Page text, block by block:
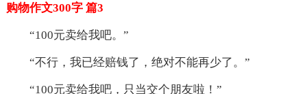
购物作文300字 篇3
“100元卖给我吧。”
“不行，我已经赔钱了，绝对不能再少了。”
“100元卖给我吧，只当交个朋友啦！”